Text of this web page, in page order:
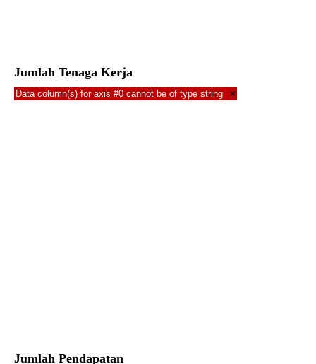
Jumlah Tenaga Kerja
Data column(s) for axis #0 cannot be of type string ×
Jumlah Pendapatan